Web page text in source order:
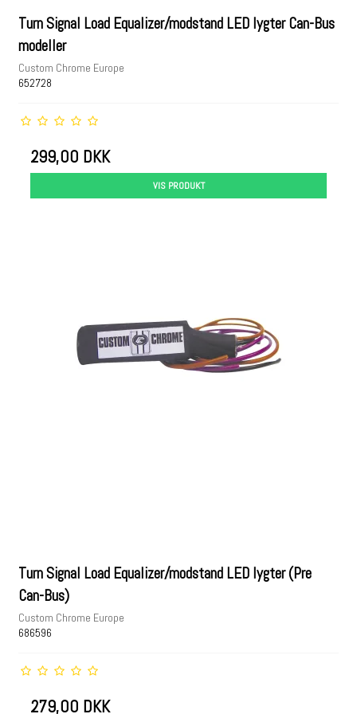
Turn Signal Load Equalizer/modstand LED lygter Can-Bus
modeller
Custom Chrome Europe
652728
299,00 DKK
VIS PRODUKT
Turn Signal Load Equalizer/modstand LED lygter (Pre
Can-Bus)
Custom Chrome Europe
686596
279,00 DKK